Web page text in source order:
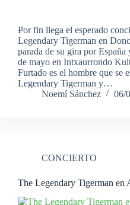
Por fin llega el esperado
Legendary Tigerman en
parada de su gira por
de mayo en Intxaurrondo
Furtado es el hombre que se
Legendary Tigerman y…
Noemí Sánchez
06/
CONCIERTO
The Legendary Tigerman en